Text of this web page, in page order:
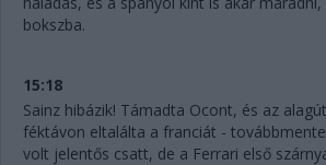
bokszba.
15:18
Sainz hibázik! Támadta Ocont, és az
féktávon eltalálta a franciát -
volt jelentős csatt, de a Ferrari első